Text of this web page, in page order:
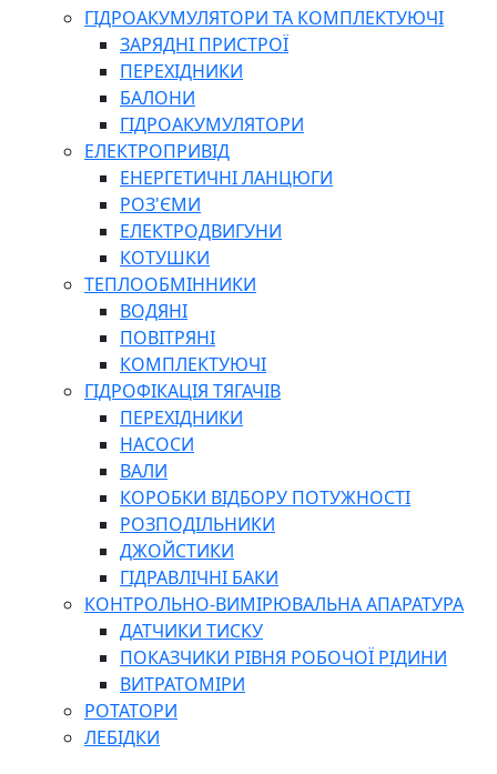
ГІДРОАКУМУЛЯТОРИ ТА КОМПЛЕКТУЮЧІ
ЗАРЯДНІ ПРИСТРОЇ
ПЕРЕХІДНИКИ
БАЛОНИ
ГІДРОАКУМУЛЯТОРИ
ЕЛЕКТРОПРИВІД
ЕНЕРГЕТИЧНІ ЛАНЦЮГИ
РОЗ'ЄМИ
ЕЛЕКТРОДВИГУНИ
КОТУШКИ
ТЕПЛООБМІННИКИ
ВОДЯНІ
ПОВІТРЯНІ
КОМПЛЕКТУЮЧІ
ГІДРОФІКАЦІЯ ТЯГАЧІВ
ПЕРЕХІДНИКИ
НАСОСИ
ВАЛИ
КОРОБКИ ВІДБОРУ ПОТУЖНОСТІ
РОЗПОДІЛЬНИКИ
ДЖОЙСТИКИ
ГІДРАВЛІЧНІ БАКИ
КОНТРОЛЬНО-ВИМІРЮВАЛЬНА АПАРАТУРА
ДАТЧИКИ ТИСКУ
ПОКАЗЧИКИ РІВНЯ РОБОЧОЇ РІДИНИ
ВИТРАТОМІРИ
РОТАТОРИ
ЛЕБІДКИ